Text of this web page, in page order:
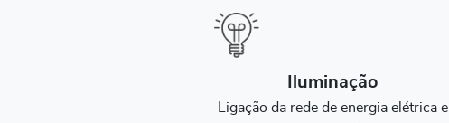
Iluminação
Ligação da rede de energia elétrica e